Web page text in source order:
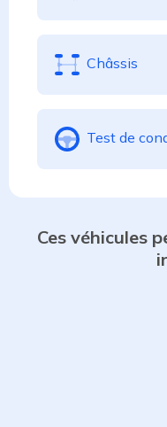
Châssis
Test de
Ces véhicules